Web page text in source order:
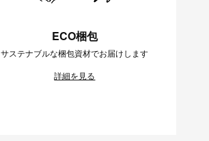
ECO梱包
サステナブルな梱包資材でお届けします
詳細を見る